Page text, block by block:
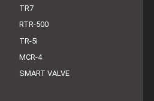
TR7
RTR-500
TR-5i
MCR-4
SMART VALVE